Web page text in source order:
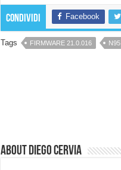
Condividi Facebook
Tags FIRMWARE 21.0.016 N95
About Diego Cervia